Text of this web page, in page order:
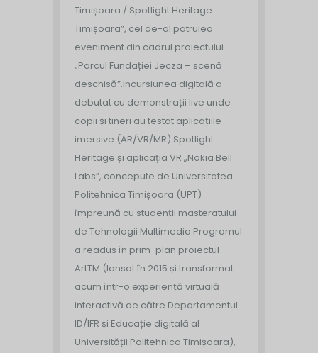
Timișoara / Spotlight Heritage
Timișoara”, cel de-al patrulea
eveniment din cadrul proiectului
„Parcul Fundației Jecza – scenă
deschisă”.Incursiunea digitală a
debutat cu demonstrații live unde
copii și tineri au testat aplicațiile
imersive (AR/VR/MR) Spotlight
Heritage și aplicația VR „Nokia Bell
Labs”, concepute de Universitatea
Politehnica Timișoara (UPT)
împreună cu studenții masteratului
de Tehnologii Multimedia.Programul
a readus în prim-plan proiectul
ArtTM (lansat în 2015 și transformat
acum într-o experiență virtuală
interactivă de către Departamentul
ID/IFR și Educație digitală al
Universității Politehnica Timișoara),